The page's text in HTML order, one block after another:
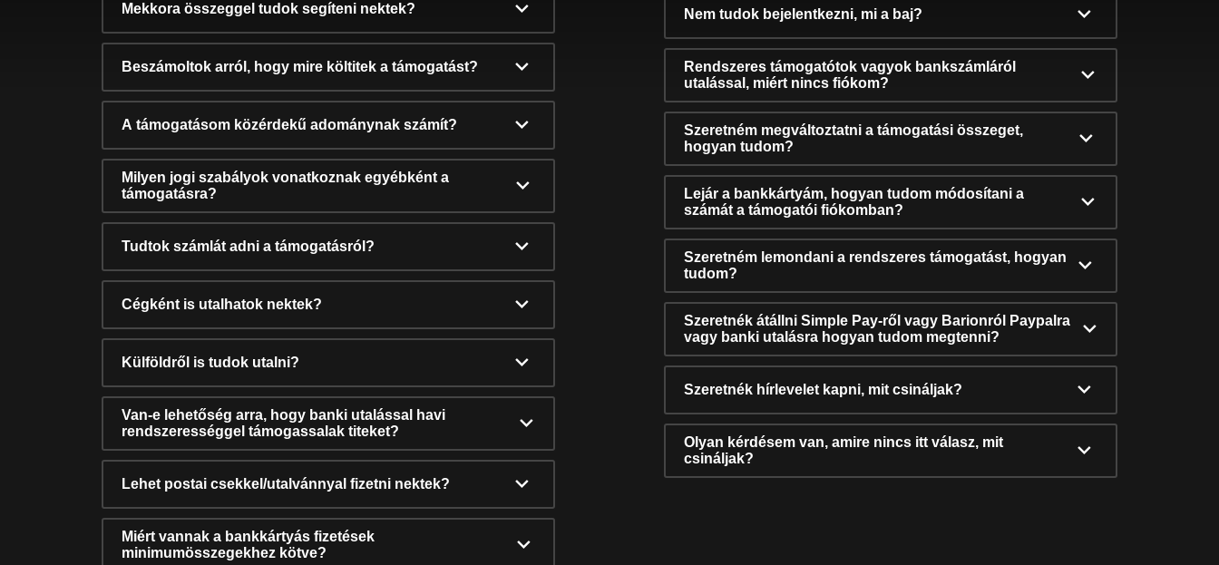
Mekkora összeggel tudok segíteni nektek?
Beszámoltok arról, hogy mire költitek a támogatást?
A támogatásom közérdekű adománynak számít?
Milyen jogi szabályok vonatkoznak egyébként a
támogatásra?
Tudtok számlát adni a támogatásról?
Cégként is utalhatok nektek?
Külföldről is tudok utalni?
Van-e lehetőség arra, hogy banki utalással havi
rendszerességgel támogassalak titeket?
Lehet postai csekkel/utalvánnyal fizetni nektek?
Miért vannak a bankkártyás fizetések
minimumösszegekhez kötve?
Nem tudok bejelentkezni, mi a baj?
Rendszeres támogatótok vagyok bankszámláról
utalással, miért nincs fiókom?
Szeretném megváltoztatni a támogatási összeget,
hogyan tudom?
Lejár a bankkártyám, hogyan tudom módosítani a
számát a támogatói fiókomban?
Szeretném lemondani a rendszeres támogatást, hogyan
tudom?
Szeretnék átállni Simple Pay-ről vagy Barionról Paypalra
vagy banki utalásra hogyan tudom megtenni?
Szeretnék hírlevelet kapni, mit csináljak?
Olyan kérdésem van, amire nincs itt válasz, mit
csináljak?